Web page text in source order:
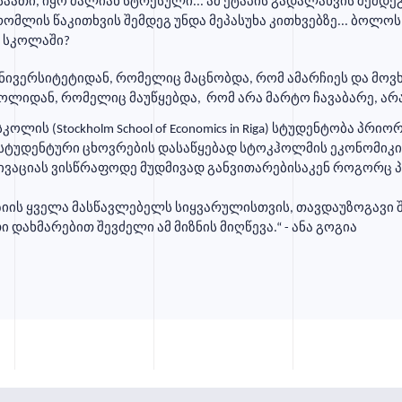
წაკითხვის შემდეგ უნდა მეპასუხა კითხვებზე...
რომელიც მაცნობდა, რომ ამარჩიეს და
რომელიც მაუწყებდა, რომ არა მარტო ჩავაბარე,
(Stockholm School of Economics in Riga) სტუდენტობა
ცხოვრების დასაწყებად სტოკჰოლმის
ვისწრაფოდე მუდმივად განვითარებისაკენ
ყველა მასწავლებელს სიყვარულისთვის,
შევძელი ამ მიზნის მიღწევა.“ - ანა გოგია